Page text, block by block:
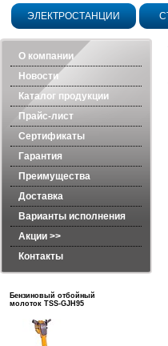
ЭЛЕКТРОСТАНЦИИ
О компании
Новости
Каталог продукции
Прайс-лист
Сертификаты
Гарантия
Преимущества
Доставка
Варианты исполнения
Акции >>
Контакты
Бензиновый отбойный
молоток TSS-GJH95